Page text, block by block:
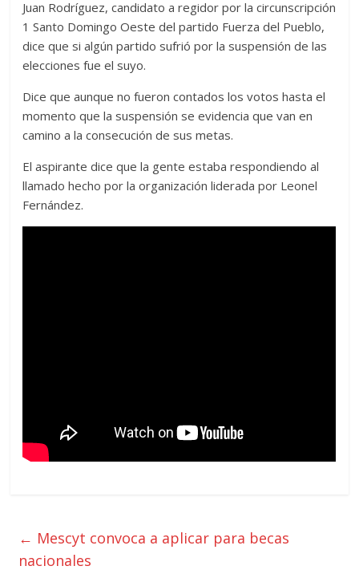
Juan Rodríguez, candidato a regidor por la circunscripción
1 Santo Domingo Oeste del partido Fuerza del Pueblo,
dice que si algún partido sufrió por la suspensión de las
elecciones fue el suyo.
Dice que aunque no fueron contados los votos hasta el
momento que la suspensión se evidencia que van en
camino a la consecución de sus metas.
El aspirante dice que la gente estaba respondiendo al
llamado hecho por la organización liderada por Leonel
Fernández.
← Mescyt convoca a aplicar para becas
nacionales